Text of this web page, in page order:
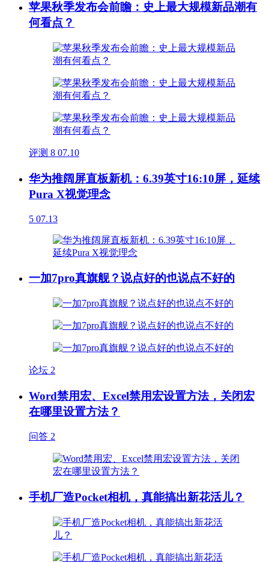
苹果秋季发布会前瞻：史上最大规模新品潮有
何看点？
评测 8 07.10
华为推阔屏直板新机：6.39英寸16:10屏，延续
Pura X视觉理念
5 07.13
一加7pro真旗舰？说点好的也说点不好的
论坛 2
Word禁用宏、Excel禁用宏设置方法，关闭宏
在哪里设置方法？
问答 2
手机厂造Pocket相机，真能搞出新花活儿？